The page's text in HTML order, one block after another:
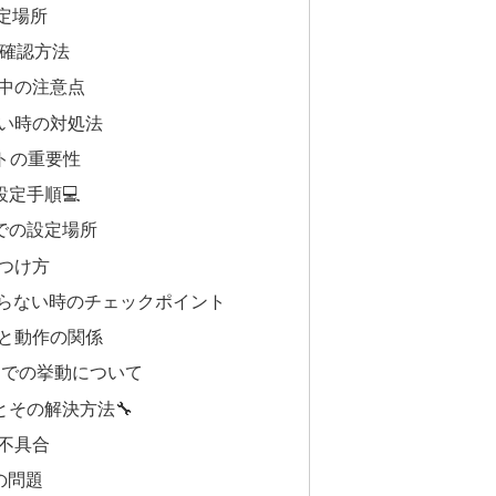
場所
認方法
の注意点
時の対処法
の重要性
定手順💻
の設定場所
け方
ない時のチェックポイント
動作の関係
の挙動について
その解決方法🔧
具合
問題